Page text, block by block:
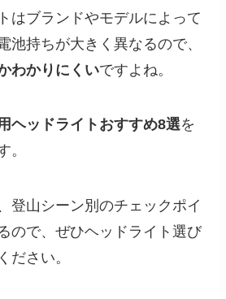
はブランドやモデルによって
池持ちが大きく異なるので、
わかりにくいですよね。
ヘッドライトおすすめ8選を
。
登山シーン別のチェックポイ
ので、ぜひヘッドライト選び
ださい。